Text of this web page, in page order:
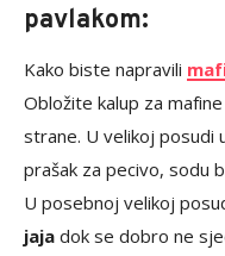
pavlakom:
Kako biste napravili
Obložite kalup za
strane. U velikoj posudi
prašak za pecivo, sodu
U posebnoj velikoj
jaja dok se dobro ne